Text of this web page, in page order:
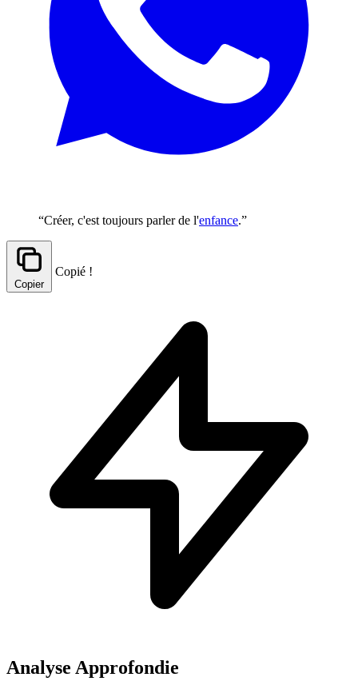
“Créer, c'est toujours parler de l'enfance.”
Copier
Copié !
Analyse Approfondie